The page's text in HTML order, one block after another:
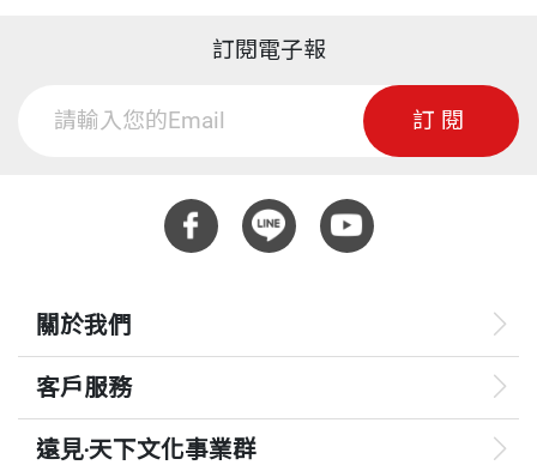
訂閱電子報
訂閱
關於我們
客戶服務
遠見‧天下文化事業群